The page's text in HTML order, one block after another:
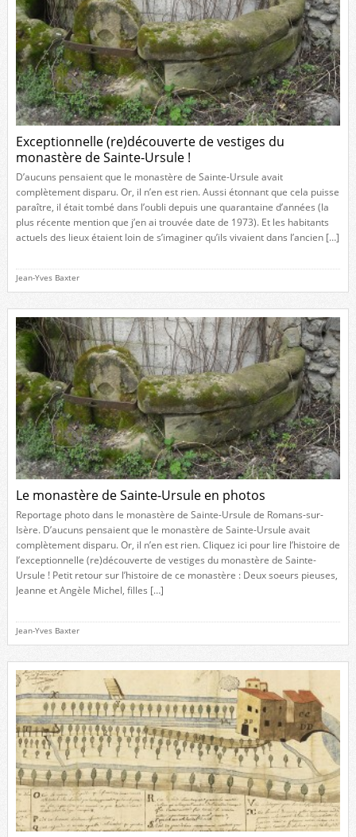
Exceptionnelle (re)découverte de vestiges du
monastère de Sainte-Ursule !
D’aucuns pensaient que le monastère de Sainte-Ursule avait
complètement disparu. Or, il n’en est rien. Aussi étonnant que cela puisse
paraître, il était tombé dans l’oubli depuis une quarantaine d’années (la
plus récente mention que j’en ai trouvée date de 1973). Et les habitants
actuels des lieux étaient loin de s’imaginer qu’ils vivaient dans l’ancien […]
Jean-Yves Baxter
Le monastère de Sainte-Ursule en photos
Reportage photo dans le monastère de Sainte-Ursule de Romans-sur-
Isère. D’aucuns pensaient que le monastère de Sainte-Ursule avait
complètement disparu. Or, il n’en est rien. Cliquez ici pour lire l’histoire de
l’exceptionnelle (re)découverte de vestiges du monastère de Sainte-
Ursule ! Petit retour sur l’histoire de ce monastère : Deux soeurs pieuses,
Jeanne et Angèle Michel, filles […]
Jean-Yves Baxter